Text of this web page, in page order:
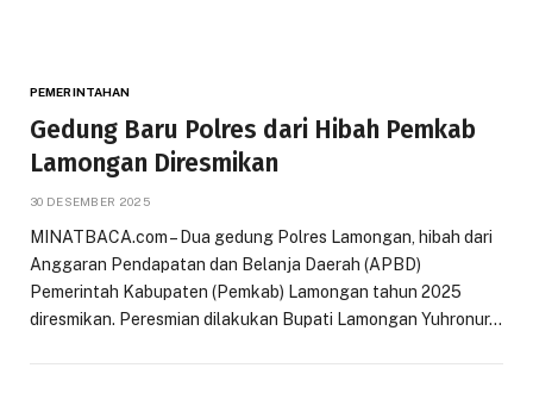
PEMERINTAHAN
Gedung Baru Polres dari Hibah Pemkab
Lamongan Diresmikan
30 DESEMBER 2025
MINATBACA.com – Dua gedung Polres Lamongan, hibah dari
Anggaran Pendapatan dan Belanja Daerah (APBD)
Pemerintah Kabupaten (Pemkab) Lamongan tahun 2025
diresmikan. Peresmian dilakukan Bupati Lamongan Yuhronur…